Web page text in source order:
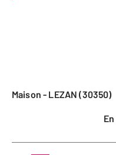
Maison - LEZAN (30350)